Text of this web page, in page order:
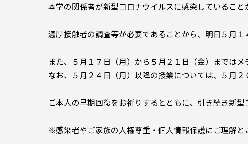
本学の関係者が新型コロナウイルスに感染していること
濃厚接触者の調査等が必要であることから、明日５月１
また、５月１７日（月）から５月２１日（金）まではメ
なお、５月２４日（月）以降の授業については、５月
ご本人の早期回復をお祈りするとともに、引き続き新型
※感染者やご家族の人権尊重・個人情報保護にご理解と